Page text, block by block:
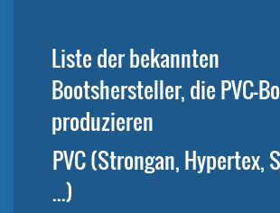
Liste der bekannten
Bootshersteller, die PVC-
produzieren
PVC (Strongan, Hypertex,
...)